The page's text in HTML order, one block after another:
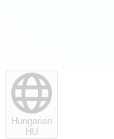
Hungarian
HU